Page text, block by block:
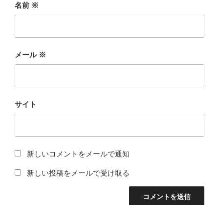
名前 ※
メール ※
サイト
新しいコメントをメールで通知
新しい投稿をメールで受け取る